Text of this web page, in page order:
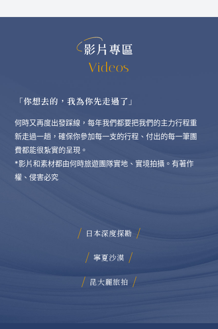
影片專區
Videos
「你想去的，我為你先走過了」
何時又再度出發踩線，每年我們都要把我們的主力行程重
新走過一趟，確保你參加每一支的行程、付出的每一筆團
費都能很紮實的呈現。
*影片和素材都由何時旅遊團隊實地、實境拍攝。有著作
權、侵害必究
日本深度探勘
寧夏沙漠
昆大麗旅拍